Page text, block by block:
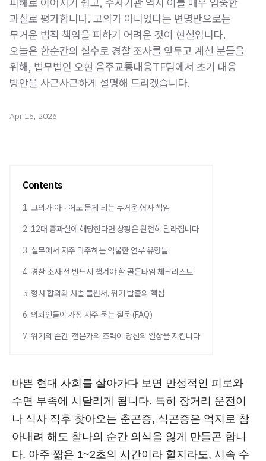
과실로 평가합니다. 고의가 아니었다는 변명만으로는
무거운 법적 책임을 피하기 어려운 것이 현실입니다.
오늘은 한순간의 실수로 경찰 조사를 앞두고 계신 분들을
위해, 법무법인 오현 음주교통대응TF팀에서 초기 대응
방안을 사근사근하게 설명해 드리겠습니다.
Apr 16, 2026
Contents
1. 고의가 아니어도 묻게 되는 무거운 형사 책임
2. 12대 중과실에 해당한다면 상황은 완전히 달라집니다
3. 실무에서 자주 마주하는 억울한 연루 유형들
4. 경찰 조사 전 반드시 챙겨야 할 골든타임 체크리스트
5. 형사 합의와 처벌 불원서, 위기 탈출의 핵심
6. 의뢰인들이 가장 자주 묻는 질문 (FAQ)
7. 위기의 순간, 전문가의 조력이 당신의 일상을 지킵니다
바쁜 현대 사회를 살아가다 보면 만성적인 피로와
수면 부족에 시달리게 됩니다. 특히 장거리 운전이
나 식사 직후 찾아오는 춘곤증, 식곤증은 억지로 참
아내려 해도 찰나의 순간 의식을 잃게 만들곤 합니
다. 아주 짧은 1~2초의 시간이라 할지라도, 시속 수